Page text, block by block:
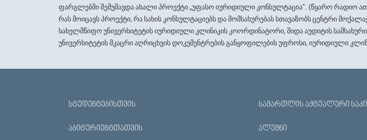
ფარგლებში შემუშავდა ახალი პროექტი „უფასო იურიდიული კონსულტაცია“. (წყარო რადიო
რას მოიცავს პროექტი, რა სახის კონსულტაციებს და მომსახურებას სთავაზობს ცენტრი
სახელმწიფო უნივერსიტეტის იურიდიული კლინიკის კოორდინატორი, შიდა აუდიტის
უნივერსიტეტის მკაცრი აღრიცხვის დოკუმენტრების განყოფილების უფროსი, იურიდიული
ᲡᲢᲣᲓᲔᲜᲢᲔᲑᲘᲡᲗᲕᲘᲡ
ᲐᲑᲘᲢᲣᲠᲘᲔᲜᲢᲗᲐᲗᲕᲘᲡ
ᲡᲐᲛᲐᲠᲗᲚᲘᲡ ᲐᲥᲢᲣᲐᲚᲣᲠᲘ
ᲐᲚᲣᲛᲜᲘ